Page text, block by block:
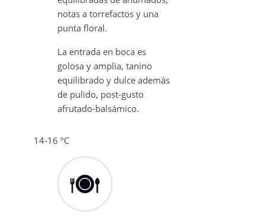
Presenta una potente
intensidad, nariz profunda
destacando aromas a fruta
negra con notas muy
equilibradas de ahumados,
notas a torrefactos y una
punta floral.
La entrada en boca es
equilibrado y dulce además
de pulido, post-gusto
afrutado-balsámico.
14-16 ºC